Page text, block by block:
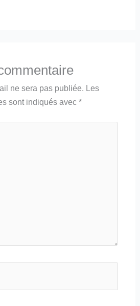
ne sera pas publiée. Les
sont indiqués avec *